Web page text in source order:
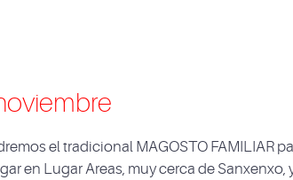
el tradicional MAGOSTO FAMILIAR
en Lugar Areas, muy cerca de Sanxenxo,